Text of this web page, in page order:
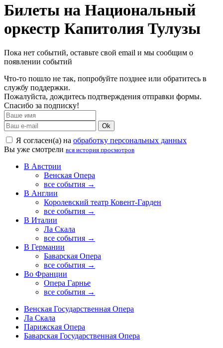
Билеты на Национальный
оркестр Капитолия Тулузы
Пока нет событий, оставьте свой email и мы сообщим о
появлении событий
Что-то пошло не так, попробуйте позднее или обратитесь в
службу поддержки.
Пожалуйста, дождитесь подтверждения отправки формы.
Спасибо за подписку!
Ok
Я согласен(а) на обработку персональных данных
Вы уже смотрели вся история просмотров
В Австрии
Венская Опера
все события →
В Англии
Королевский театр Ковент-Гарден
все события →
В Италии
Ла Скала
все события →
В Германии
Баварская Опера
все события →
Во Франции
Опера Гарнье
все события →
Венская Государственная Опера
Ла Скала
Парижская Опера
Баварская Государственная Опера